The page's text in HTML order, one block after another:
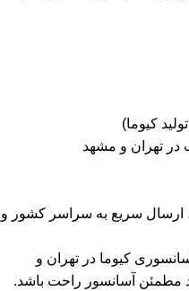
در تهران و مشهد
ارسال سریع به سراسر کشور و
کیوما در تهران و
مطمئن آسانسور راحت باشد.